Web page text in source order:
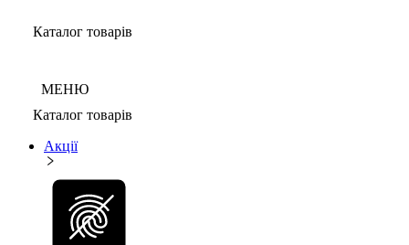
Каталог товарів
МЕНЮ
Каталог товарів
Акції